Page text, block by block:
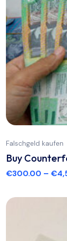
Falschgeld kaufen
Buy
€300.00 – €